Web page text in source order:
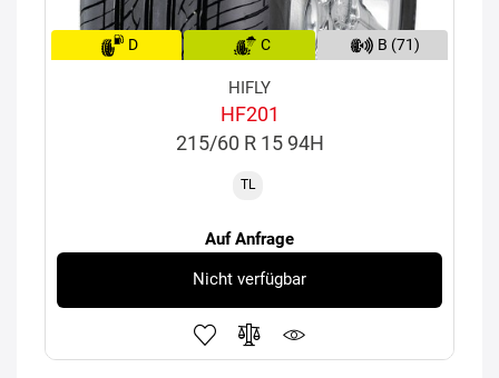
D C B (71)
HIFLY
HF201
215/60 R 15 94H
TL
Auf Anfrage
Nicht verfügbar